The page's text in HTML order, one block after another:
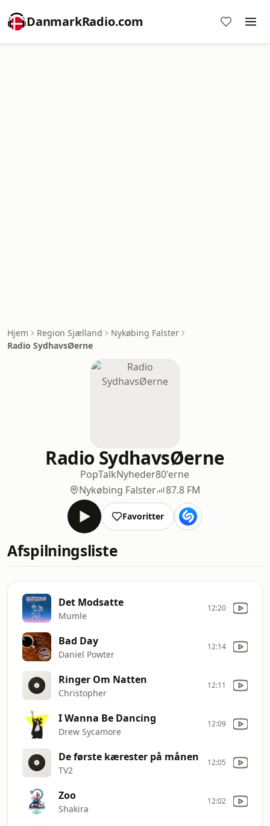
DanmarkRadio.com
Hjem Region Sjælland
Nykøbing Falster
Radio SydhavsØerne
Radio SydhavsØerne
PopTalkNyheder80'erne
Nykøbing Falster
87.8 FM
Favoritter
Afspilningsliste
Det Modsatte
Mumle
12:20
Bad Day
Daniel Powter
12:14
Ringer Om Natten
Christopher
12:11
I Wanna Be Dancing
Drew Sycamore
12:09
De første kærester på månen
TV2
12:05
Zoo
Shakira
12:02